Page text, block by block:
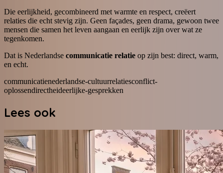
Die eerlijkheid, gecombineerd met warmte en respect, creëert
relaties die echt stevig zijn. Geen façades, geen drama, gewoon twee
mensen die samen het leven aangaan en eerlijk zijn over wat ze
tegenkomen.
Dat is Nederlandse communicatie relatie op zijn best: direct, warm,
en echt.
communicatienederlandse-cultuurrelatiesconflict-
oplossendirectheideerlijke-gesprekken
Lees ook